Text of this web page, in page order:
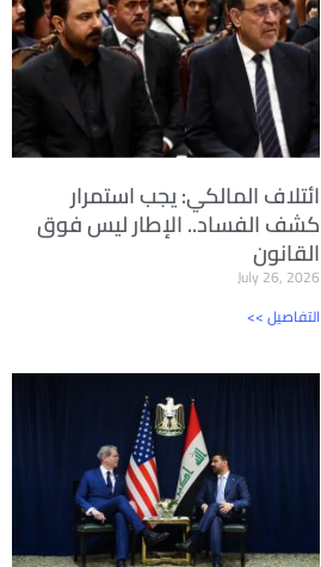
ائتلاف المالكي: يجب استمرار
كشف الفساد.. الإطار ليس فوق
القانون
July 26, 2026
<< التفاصيل